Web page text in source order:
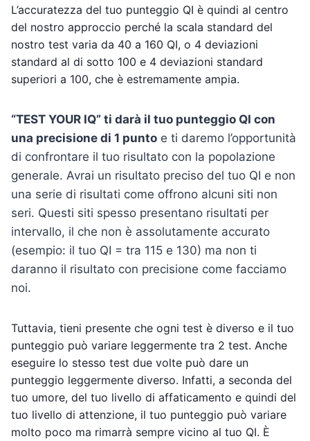
L’accuratezza del tuo punteggio QI è quindi al centro
del nostro approccio perché la scala standard del
nostro test varia da 40 a 160 QI, o 4 deviazioni
standard al di sotto 100 e 4 deviazioni standard
superiori a 100, che è estremamente ampia.
“TEST YOUR IQ” ti darà il tuo punteggio QI con
una precisione di 1 punto e ti daremo l’opportunità
di confrontare il tuo risultato con la popolazione
generale. Avrai un risultato preciso del tuo QI e non
una serie di risultati come offrono alcuni siti non
seri. Questi siti spesso presentano risultati per
intervallo, il che non è assolutamente accurato
(esempio: il tuo QI = tra 115 e 130) ma non ti
daranno il risultato con precisione come facciamo
noi.
Tuttavia, tieni presente che ogni test è diverso e il tuo
punteggio può variare leggermente tra 2 test. Anche
eseguire lo stesso test due volte può dare un
punteggio leggermente diverso. Infatti, a seconda del
tuo umore, del tuo livello di affaticamento e quindi del
tuo livello di attenzione, il tuo punteggio può variare
molto poco ma rimarrà sempre vicino al tuo QI. È